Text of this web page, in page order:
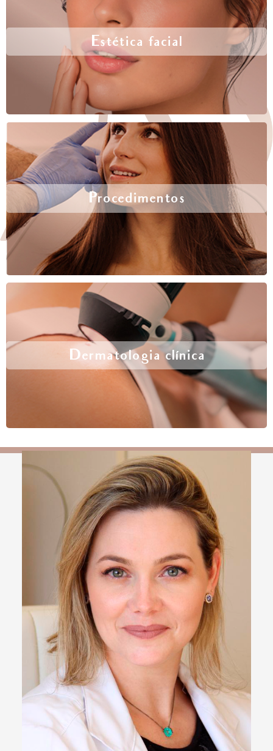
Estética facial
Procedimentos
Dermatologia clínica